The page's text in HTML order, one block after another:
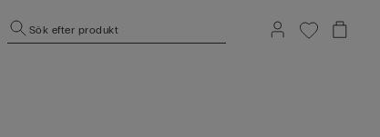
Sök efter produkt